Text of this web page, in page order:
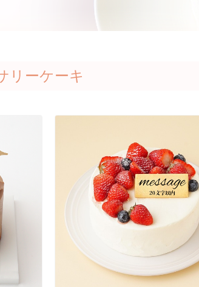
リーケーキ